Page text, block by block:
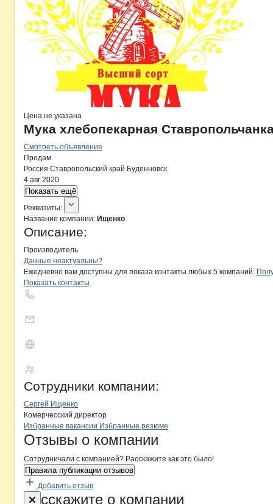
Цена не указана
Мука хлебопекарная
Смотреть объявление
Продам
Россия Ставропольский край Буденновск
4 авг 2020
Показать ещё
О компании
Реквизиты
Реквизиты:
Название компании: Ищенко
Описание:
Производитель
Контактыкомпании
+7(800)000-00-..
Данные неактуальны?
Ежедневно вам доступны для показа контакты любых 5 компаний.
Показать контакты
Сотрудники компании:
Сергей Ищенко
Комерчесский директор
Брендыкомпани Ищенко
Вакансии вИщенко
Избранные вакансии Избранные резюме
Новости oИщенко, ИП
Отзывы о компании
Сотрудничали с компанией? Расскажите как это было!
Правила публикации отзывов
Добавить отзыв
Расскажите о компании
Форма обратной связи о